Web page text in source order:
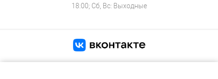
18:00; Сб, Вс: Выходные